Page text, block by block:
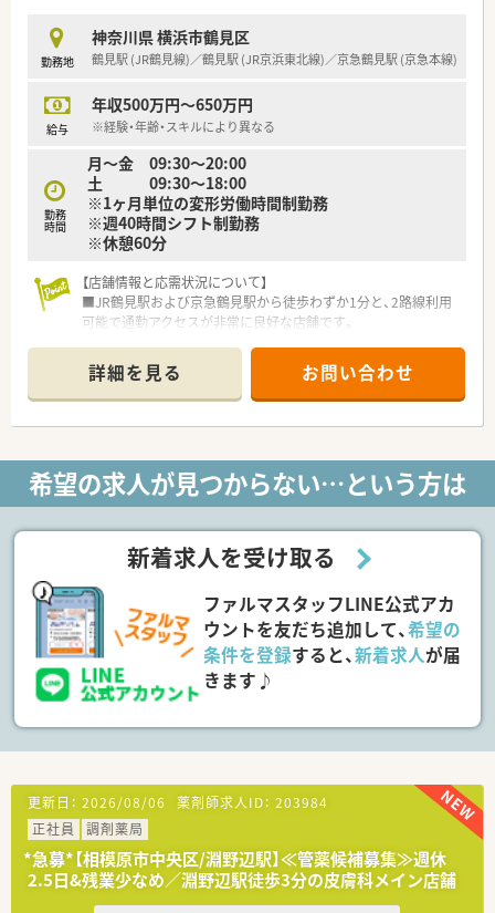
調剤業務全般を向上させるための意見交換や提案、新薬につい
ての勉強会、急性期疾患に対応する医学知識の習得、
ドクターを招いての処方解説、新しい保険制度のもとでの在宅
■産前産後休暇、育児求職制度取得実績が多数あり、復職後、短
時間勤務にて就業されている方も多くいらっしゃいます。
勤務地
神奈川県 横浜市鶴見区
鶴見駅 (JR鶴見線)／鶴見駅 (JR京浜東北線)／京急鶴見駅 (京急本線)
給与
年収500万円～650万円
※経験・年齢・スキルにより異なる
勤務
時間
月～金 09:30～20:00
土 09:30～18:00
※1ヶ月単位の変形労働時間制勤務
※週40時間シフト制勤務
※休憩60分
【店舗情報と応需状況について】
■JR鶴見駅および京急鶴見駅から徒歩わずか1分と、2路線利用
可能で通勤アクセスが非常に良好な店舗です。
り、幅広い処方箋対応スキルが身につきます。
■月間処方箋枚数は約2,200枚で、常勤薬剤師2名、パート薬剤師
数名、事務スタッフ複数名で運営しています。
■北九州市に本社を構え、全国に調剤薬局100店舗以上を含む
130店舗以上を多角的に展開する安定企業です。
■調剤薬局事業のほか、OTC店舗や介護施設（デイサービス、有
訪問調剤を経験できる環境が整っています。
【募集背景と求める人物像について】
■今回は、店舗を牽引していただける管理薬剤師のポジションを
募集しています。
■多科目の処方箋に対応しつつ、スタッフと円滑なコミュニケー
ションを取り、店舗運営を担える方を求めています。
■充実した法人サポートがあるため、管理薬剤師の経験が浅い方
■まずは管理薬剤師として店舗運営の経験を積み、マネジメント
スキルを磨いていただきます。
■ご希望や適性に応じて、在宅医療、学会発表など専門性を深め
る道も支援します。
■年間15件以上の新規開局実績があり、将来的には複数店舗を
統括するエリアマネージャーへの道も開かれています。
詳細を見る お問い合わせ
希望の求人が見つからない…という方は
新着求人を受け取る
ファルマスタッフLINE公式アカ
ウントを友だち追加して、希望の
条件を登録すると、新着求人が届
きます♪
更新日： 2026/08/06 薬剤師求人ID： 203984
正社員
調剤薬局
*急募*【相模原市中央区/淵野辺駅】≪管薬候補募集≫週休
2.5日&残業少なめ／淵野辺駅徒歩3分の皮膚科メイン店舗